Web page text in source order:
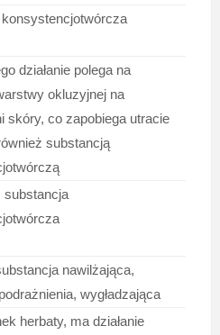
działanie polega na
okluzyjnej na
skóry, co zapobiega utracie
substancją
substancja
nawilżająca,
wygładzająca
herbaty, ma działanie